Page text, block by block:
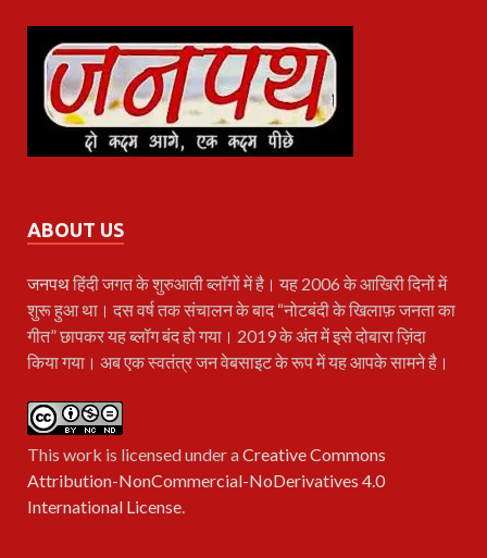
ABOUT US
जनपथहिंदी जगत के शुरुआती ब्लॉगों में है। यह 2006 के आखिरी दिनों में
शुरू हुआ था। दस वर्ष तक संचालन के बाद “नोटबंदी के खिलाफ़ जनता का
गीत” छापकर यह ब्लॉग बंद हो गया। 2019 के अंत में इसे दोबारा ज़िंदा
किया गया। अब एक स्वतंत्र जन वेबसाइट के रूप में यह आपके सामने है।
This work is licensed under aCreative Commons
Attribution-NonCommercial-NoDerivatives 4.0
International License.